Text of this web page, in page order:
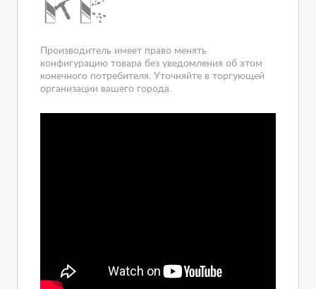
Производитель имеет право менять
конфигурацию товара без уведомления об этом
конечного потребителя. Уточняйте в торгующей
организации вашего города.